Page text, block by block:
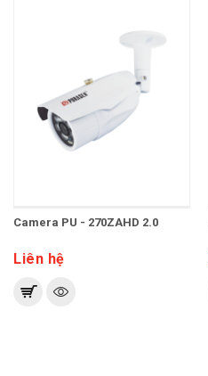
Camera PU - 270ZAHD 2.0
Liên hệ